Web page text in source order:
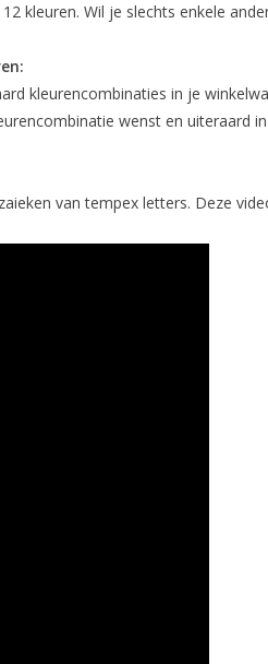
kleuren. Wil je slechts enkele
kleurencombinaties in je
wenst en uiteraard
van tempex letters. Deze